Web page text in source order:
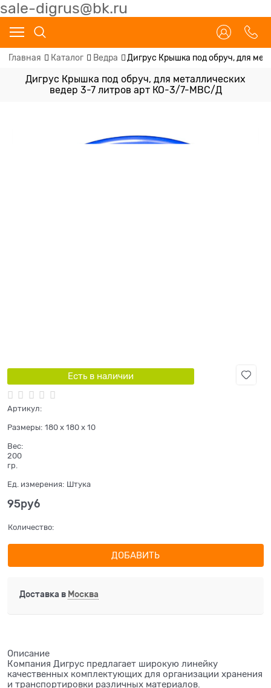
sale-digrus@bk.ru
Главная Каталог Ведра Дигрус Крышка под обруч, для
Дигрус Крышка под обруч, для металлических
ведер 3-7 литров арт КО-3/7-МВС/Д
Есть в наличии
Артикул:
Размеры: 180 x 180 x 10
Вес:
200
гр.
Ед. измерения: Штука
95руб
Количество:
ДОБАВИТЬ
Доставка в Москва
Описание
Компания Дигрус предлагает широкую линейку
качественных комплектующих для организации хранения
и транспортировки различных материалов.